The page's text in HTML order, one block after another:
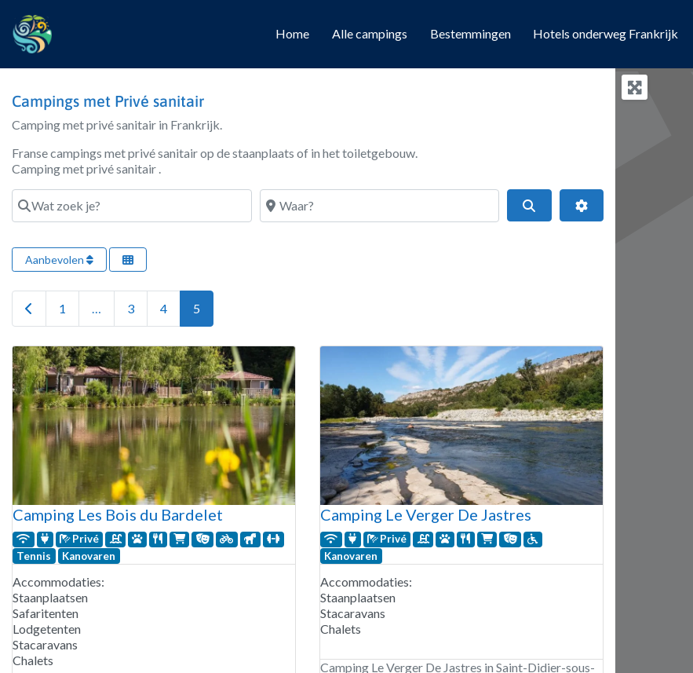
Home Alle campings Bestemmingen Hotels onderweg Frankrijk
Campings met Privé sanitair
Camping met privé sanitair in Frankrijk.
Franse campings met privé sanitair op de staanplaats of in het toiletgebouw.
Camping met privé sanitair .
Wat zoek je?
Waar?
Geavanceerde filters
Aanbevolen
Newer posts
1 3 4 5
Camping Les Bois du Bardelet
Privé
Tennis
Kanovaren
Accommodaties:
Staanplaatsen
Safaritenten
Lodgetenten
Stacaravans
Chalets
Camping Le Verger De Jastres
Privé
Kanovaren
Accommodaties:
Staanplaatsen
Stacaravans
Chalets
Camping Le Verger De Jastres in Saint-Didier-sous-